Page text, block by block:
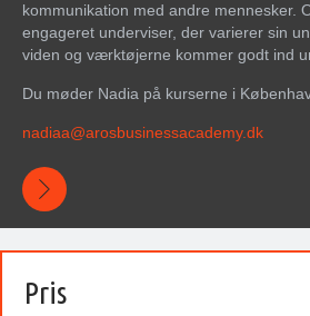
kommunikation med andre mennesker.
engageret underviser, der varierer sin
viden og værktøjerne kommer godt ind
Du møder Nadia på kurserne i
nadiaa@arosbusinessacademy.dk
Pris